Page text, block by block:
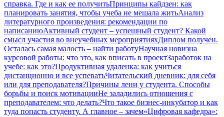
справка. Где и как ее получитьПринципы кайдзен: как
планировать занятия, чтобы учеба не мешала житьАнализ
литературного произведения: рекомендации по
написаниюАктивный студент – успешный студент? Какой
смысл участия во внеучебных мероприятияхДиплом получен.
Осталась самая малость – найти работуНаучная новизна
курсовой работы: что это, как вписать в проектЗаработок на
учебе: как это?Продуктивная удаленка: как учиться
дистанционно и все успеватьЧитательский дневник: для себя
или для преподавателя?Причины лени у студента. Способы
борьбы и поиск мотивацииНе заладились отношения с
преподавателем: что делать?Что такое бизнес-инкубатор и как
туда попасть студенту. А главное – зачем«Цифровая кафедра»: